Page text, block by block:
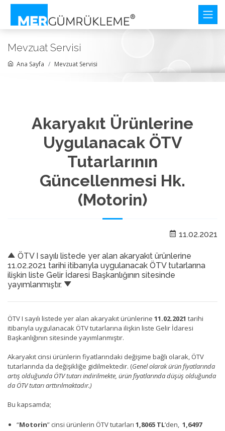
Mevzuat Servisi
Ana Sayfa Mevzuat Servisi
Akaryakıt Ürünlerine
Uygulanacak ÖTV
Tutarlarının
Güncellenmesi Hk.
(Motorin)
11.02.2021
ÖTV I sayılı listede yer alan akaryakıt ürünlerine
11.02.2021 tarihi itibarıyla uygulanacak ÖTV tutarlarına
ilişkin liste Gelir İdaresi Başkanlığının sitesinde
yayımlanmıştır.
ÖTV I sayılı listede yer alan akaryakıt ürünlerine 11.02.2021 tarihi
itibarıyla uygulanacak ÖTV tutarlarına ilişkin liste Gelir İdaresi
Başkanlığının sitesinde yayımlanmıştır.
Akaryakıt cinsi ürünlerin fiyatlarındaki değişime bağlı olarak, ÖTV
tutarlarında da değişikliğe gidilmektedir. (Genel olarak ürün fiyatlarında
artış olduğunda ÖTV tutarı indirilmekte, ürün fiyatlarında düşüş olduğunda
da ÖTV tutarı arttırılmaktadır.)
Bu kapsamda;
“Motorin” cinsi ürünlerin ÖTV tutarları 1,8065 TL’den, 1,6497